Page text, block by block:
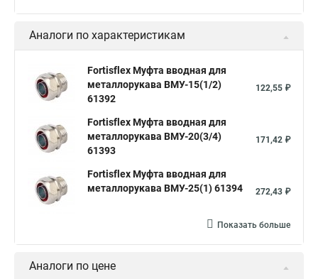
Аналоги по характеристикам
Fortisflex Муфта вводная для
металлорукава ВМУ-15(1/2)
61392
122,55 ₽
Fortisflex Муфта вводная для
металлорукава ВМУ-20(3/4)
61393
171,42 ₽
Fortisflex Муфта вводная для
металлорукава ВМУ-25(1) 61394
272,43 ₽
Показать больше
Аналоги по цене